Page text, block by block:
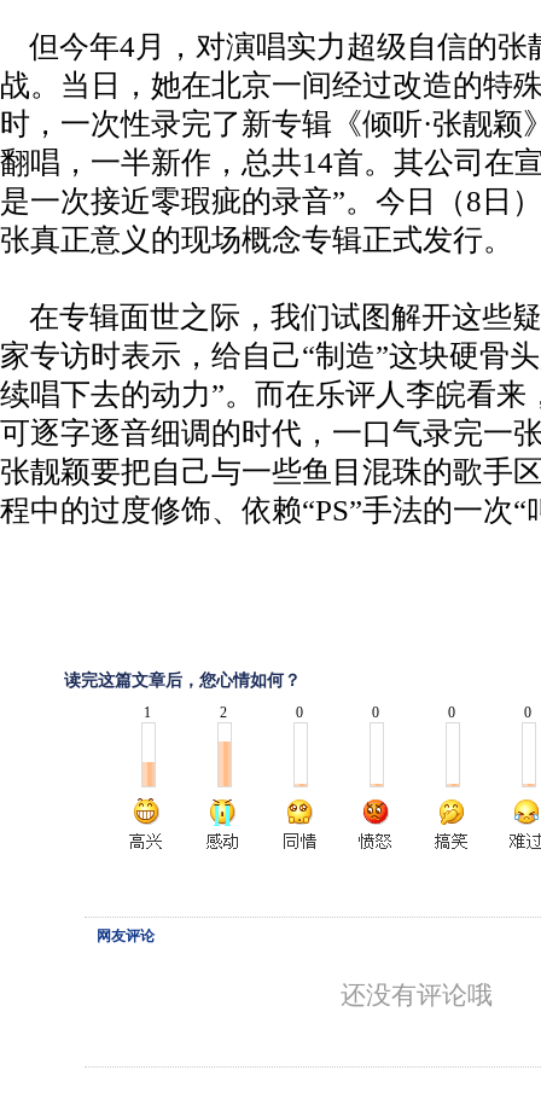
但今年4月，对演唱实力超级自信的张
战。当日，她在北京一间经过改造的特
时，一次性录完了新专辑《倾听·张靓颖
翻唱，一半新作，总共14首。其公司在
是一次接近零瑕疵的录音”。今日（8日
张真正意义的现场概念专辑正式发行。
在专辑面世之际，我们试图解开这些
家专访时表示，给自己“制造”这块硬骨
续唱下去的动力”。而在乐评人李皖看来
可逐字逐音细调的时代，一口气录完一
张靓颖要把自己与一些鱼目混珠的歌手
程中的过度修饰、依赖“PS”手法的一次“
读完这篇文章后，您心情如何？
1 2 0 0 0 0
网友评论
还没有评论哦